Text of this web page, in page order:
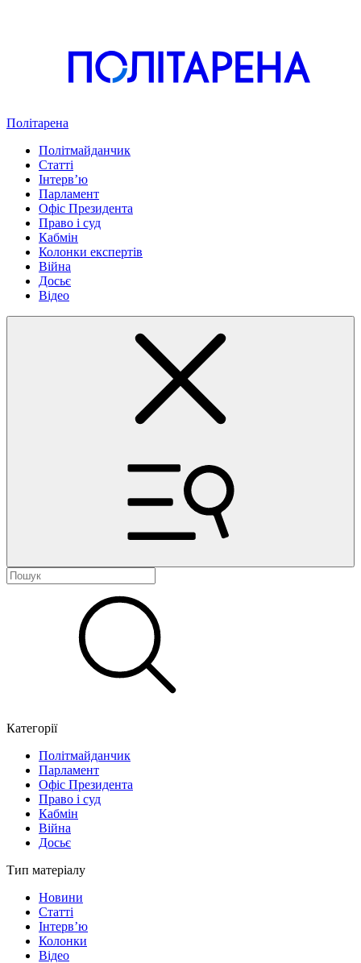
Політарена
Політмайданчик
Статті
Інтервʼю
Парламент
Офіс Президента
Право і суд
Кабмін
Колонки експертів
Війна
Досьє
Відео
Категорії
Політмайданчик
Парламент
Офіс Президента
Право і суд
Кабмін
Війна
Досьє
Тип матеріалу
Новини
Статті
Інтерв’ю
Колонки
Відео